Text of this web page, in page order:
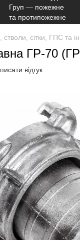
стволи, сітки, ГПС та ін.
ГР-70
відгук